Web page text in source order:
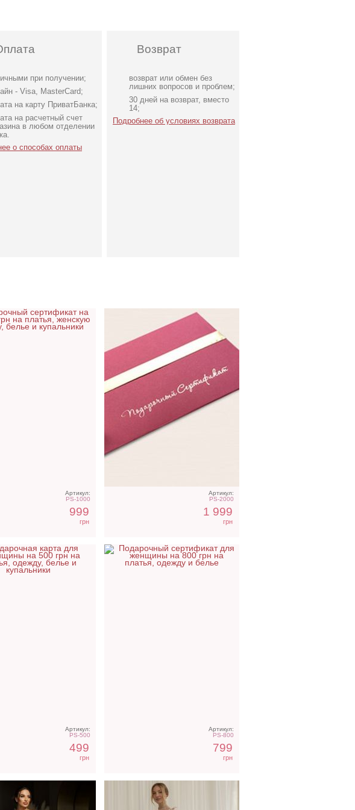
при получении;
- Visa, MasterCard;
на карту ПриватБанка;
на расчетный счет
в любом отделении
о способах оплаты
Возврат
возврат или обмен без
лишних вопросов и проблем;
30 дней на возврат, вместо
14;
Подробнее об условиях возврата
Артикул:
PS-1000
999
грн
Артикул:
PS-2000
1 999
грн
Артикул:
PS-500
499
грн
Подарочный сертификат -
Артикул:
PS-800
799
грн